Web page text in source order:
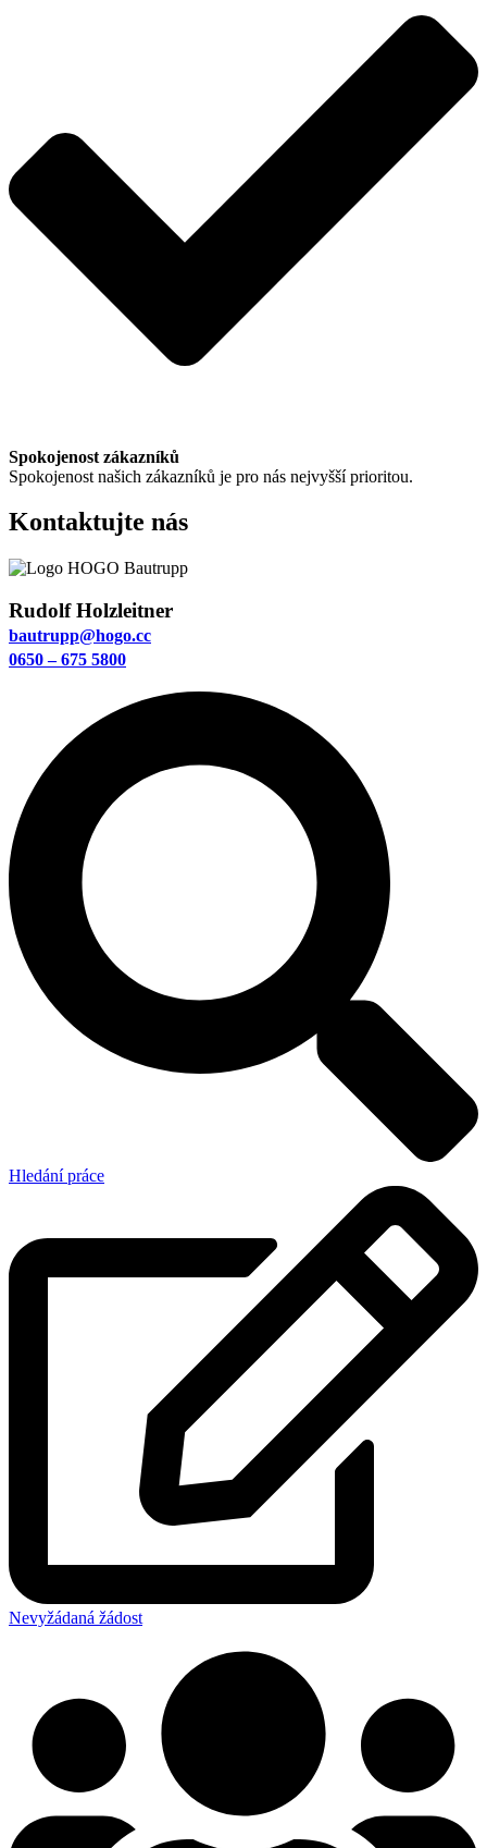
Spokojenost zákazníků
Spokojenost našich zákazníků je pro nás nejvyšší prioritou.
Kontaktujte nás
Rudolf Holzleitner
bautrupp@hogo.cc
0650 – 675 5800
Hledání práce
Nevyžádaná žádost